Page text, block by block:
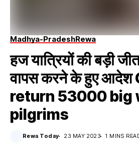
Madhya-PradeshRewa
हज यात्रियों की बड़ी
वापस करने के हुए
return 53000 big
pilgrims
Rewa Today 23 MAY 2023 1 MINS